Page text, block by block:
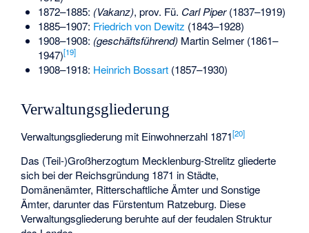
1872–1885: (Vakanz), prov. Fü. Carl Piper(1837–1919)
1885–1907: Friedrich von Dewitz (1843–1928)
1908–1908: (geschäftsführend) Martin Selmer(1861–
1947)[19]
1908–1918: Heinrich Bossart(1857–1930)
Verwaltungsgliederung
Verwaltungsgliederung mit Einwohnerzahl 1871[20]
Das (Teil-)Großherzogtum Mecklenburg-Strelitz gliederte
sich bei der Reichsgründung 1871 in Städte,
Domänenämter, Ritterschaftliche Ämter und Sonstige
Ämter, darunter das Fürstentum Ratzeburg. Diese
Verwaltungsgliederung beruhte auf der feudalen Struktur